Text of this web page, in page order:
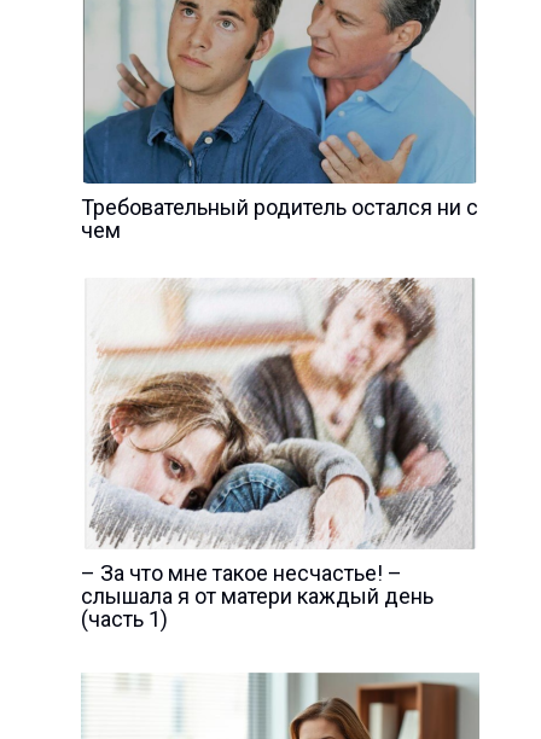
Требовательный родитель остался ни с
чем
– За что мне такое несчастье! –
слышала я от матери каждый день
(часть 1)